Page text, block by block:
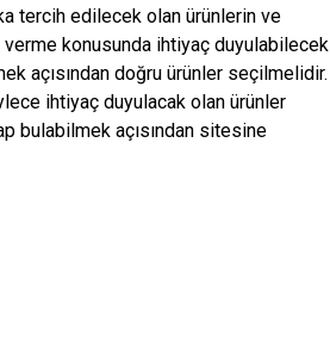
tercih edilecek olan ürünlerin ve
konusunda ihtiyaç duyulabilecek
açısından doğru ürünler seçilmelidir.
ihtiyaç duyulacak olan ürünler
bulabilmek açısından sitesine